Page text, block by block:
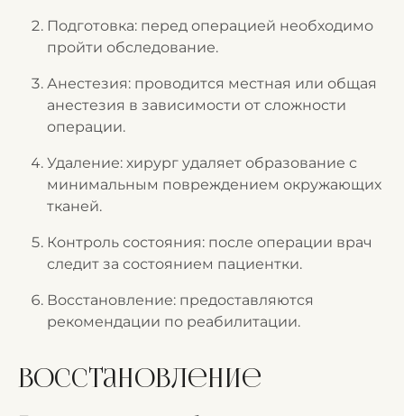
Подготовка: перед операцией необходимо
пройти обследование.
Анестезия: проводится местная или общая
анестезия в зависимости от сложности
операции.
Удаление: хирург удаляет образование с
минимальным повреждением окружающих
тканей.
Контроль состояния: после операции врач
следит за состоянием пациентки.
Восстановление: предоставляются
рекомендации по реабилитации.
Восстановление